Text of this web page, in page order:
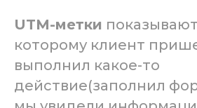
UTM-метки
которому клиент
выполнил какое-то
действие(заполнил